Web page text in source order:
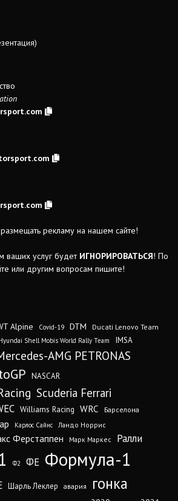
рекламу на нашем сайте!
ваших услуг будет ИГНОРИРОВАТЬСЯ! По
или другим вопросам пишите!
Alpine Covid-19 DTM Ducati Lenovo Team
Shell Mobis World Rally Team IMSA
AMG PETRONAS
NASCAR
Scuderia Ferrari
Williams Racing WRC
Барселона
Карлос Сайнс Ландо Норрис
Ферстаппен Марк Маркес Ралли
Ф2 ФЕ Формула-1
Шарль Леклер авария гонка